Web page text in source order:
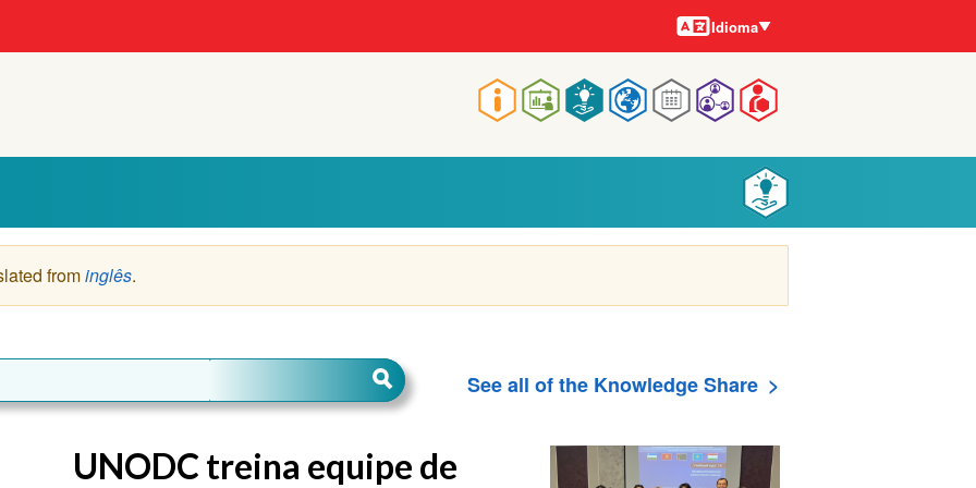
Navegação
principal
Idiomas
Idioma
frominglês.
See all of the Knowledge Share
UNODC treina equipe de